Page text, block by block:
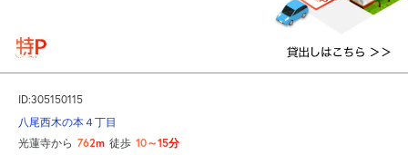
ID:305150115
八尾西木の本４丁目
光蓮寺から 762m 徒歩 10～15分